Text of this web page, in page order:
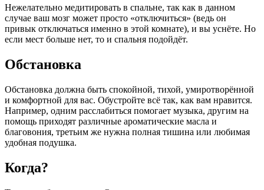
Нежелательно медитировать в спальне, так как в данном
случае ваш мозг может просто «отключиться» (ведь он
привык отключаться именно в этой комнате), и вы уснёте. Но
если мест больше нет, то и спальня подойдёт.
Обстановка
Обстановка должна быть спокойной, тихой, умиротворённой
и комфортной для вас. Обустройте всё так, как вам нравится.
Например, одним расслабиться помогает музыка, другим на
помощь приходят различные ароматические масла и
благовония, третьим же нужна полная тишина или любимая
удобная подушка.
Когда?